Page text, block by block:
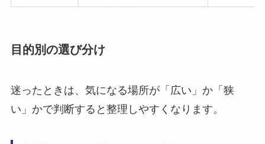
目的別の選び分け
迷ったときは、気になる場所が「広い」か「狭
い」かで判断すると整理しやすくなります。